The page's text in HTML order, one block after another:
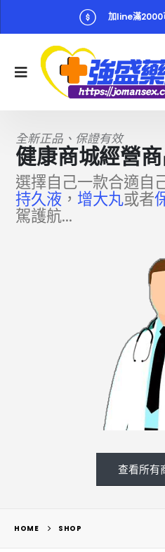
加line滿2000
全新正品、保證有效
健康商城經營
選擇自己一款合適自
持久液 ， 增大丸或者
駕護航...
查看所有
HOME SHOP